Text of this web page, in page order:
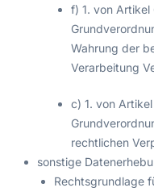
f) 1. von
Wahrung der
Verarbeitung
c) 1. von
rechtlichen
sonstige
Rechtsgrundlage